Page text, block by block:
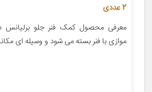
2 عددی
معرفی محصول کمک فنر جلو برلیانس
موازی با فنر بسته می شود و وسیله ای